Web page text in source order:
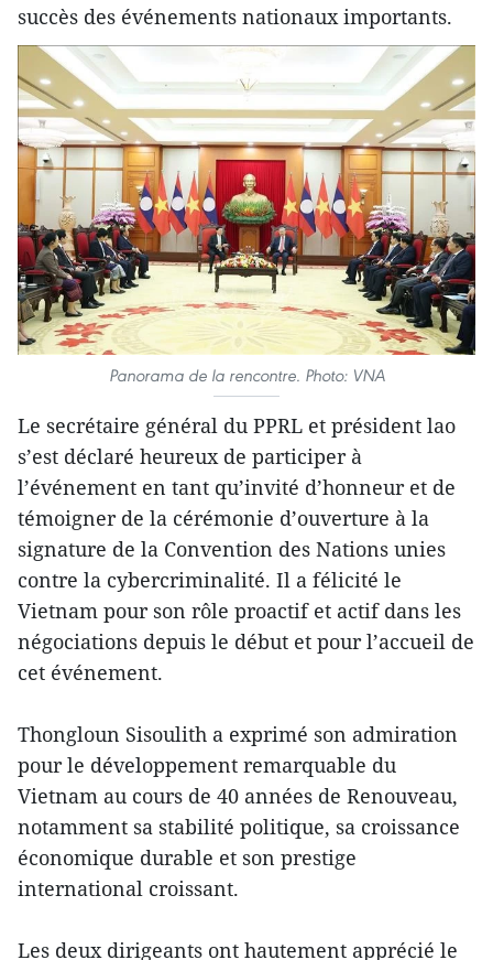
succès des événements nationaux importants.
Panorama de la rencontre. Photo: VNA
Le secrétaire général du PPRL et président lao
s’est déclaré heureux de participer à
l’événement en tant qu’invité d’honneur et de
témoigner de la cérémonie d’ouverture à la
signature de la Convention des Nations unies
contre la cybercriminalité. Il a félicité le
Vietnam pour son rôle proactif et actif dans les
négociations depuis le début et pour l’accueil de
cet événement.
Thongloun Sisoulith a exprimé son admiration
pour le développement remarquable du
Vietnam au cours de 40 années de Renouveau,
notamment sa stabilité politique, sa croissance
économique durable et son prestige
international croissant.
Les deux dirigeants ont hautement apprécié le